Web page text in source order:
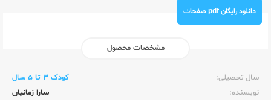
دانلود رایگان pdf صفحات
مشخصات محصول
سال تحصیلی:‌
کودک 3 تا 5 سال
نویسنده:‌
سارا زمانیان